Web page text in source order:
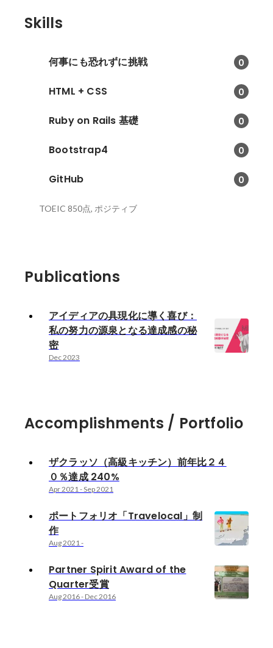
Skills
何事にも恐れずに挑戦 0
HTML + CSS 0
Ruby on Rails 基礎 0
Bootstrap4 0
GitHub 0
TOEIC 850点, ポジティブ
Publications
アイディアの具現化に導く喜び：
私の努力の源泉となる達成感の秘
密
Dec 2023
Accomplishments / Portfolio
ザクラッソ（高級キッチン）前年比２４
０％達成 240%
Apr 2021-Sep 2021
ポートフォリオ「Travelocal」制
作
Aug 2021-
Partner Spirit Award of the
Quarter受賞
Aug 2016- Dec 2016